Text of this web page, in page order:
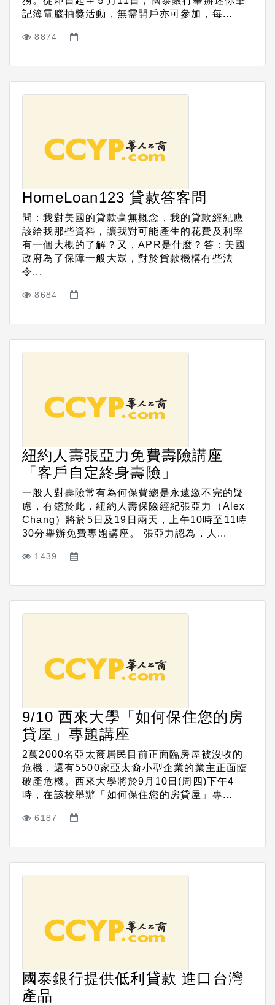
記簿電腦抽獎活動，無需開戶亦可參加，每...
8874
HomeLoan123 貸款答客問
問：我對美國的貸款毫無概念，我的貸款經紀應
該給我那些資料，讓我對可能產生的花費及利率
有一個大概的了解？又，APR是什麼？答：美國
政府為了保障一般大眾，對於貨款機構有些法
令...
8684
紐約人壽張亞力免費壽險講座
「客戶自定終身壽險」
一般人對壽險常有為何保費總是永遠繳不完的疑
慮，有鑑於此，紐約人壽保險經紀張亞力（Alex
Chang）將於5日及19日兩天，上午10時至11時
30分舉辦免費專題講座。 張亞力認為，人...
1439
9/10 西來大學「如何保住您的房
貸屋」專題講座
2萬2000名亞太裔居民目前正面臨房屋被沒收的
危機，還有5500家亞太裔小型企業的業主正面臨
破產危機。西來大學將於9月10日(周四)下午4
時，在該校舉辦「如何保住您的房貸屋」專...
6187
國泰銀行提供低利貸款 進口台灣
產品